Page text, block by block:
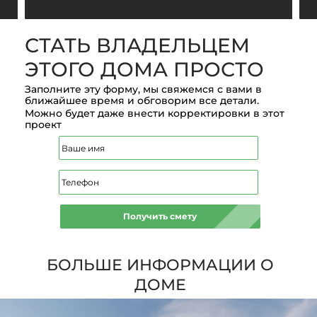
СТАТЬ ВЛАДЕЛЬЦЕМ
ЭТОГО ДОМА ПРОСТО
Заполните эту форму, мы свяжемся с вами в
ближайшее время и обговорим все детали.
Можно будет даже внести корректировки в этот
проект
Получить смету
БОЛЬШЕ ИНФОРМАЦИИ О
ДОМЕ